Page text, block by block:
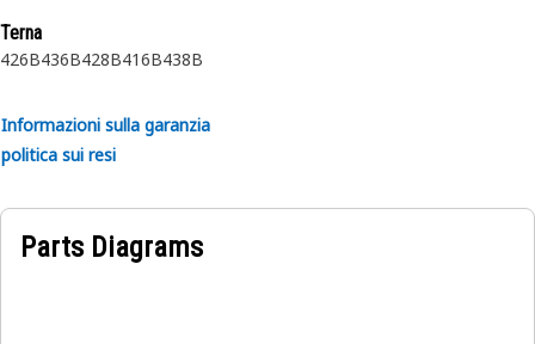
Terna
426B436B428B416B438B
Informazioni sulla garanzia
politica sui resi
Parts Diagrams